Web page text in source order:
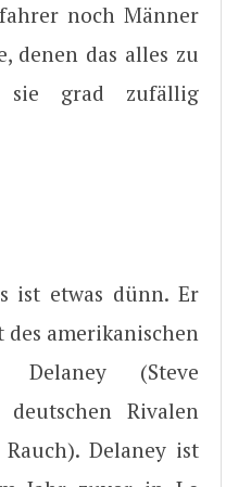
noch Männer
denen das alles zu
grad zufällig
ist etwas dünn. Er
amerikanischen
Delaney (Steve
Rivalen
Delaney ist